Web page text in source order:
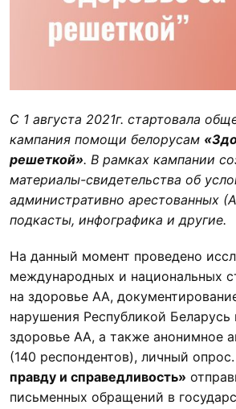
С 1 августа 2021г. стартовала
кампания помощи белорусам
решеткой». В рамках кампании
материалы-свидетельства об
административно арестованных
подкасты, инфографика и другие.
На данный момент проведено
международных и национальных
на здоровье АА,
нарушения Республикой Беларусь
здоровье АА, а также анонимное
(140 респондентов), личный опрос.
правду и справедливость»
письменных обращений в